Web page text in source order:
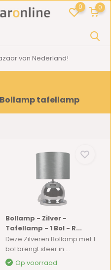
0 0
van Nederland!
tafellamp
Bollamp - Zilver -
Tafellamp - 1 Bol - R...
Deze Zilveren Bollamp met 1
bol brengt sfeer in ...
Op voorraad